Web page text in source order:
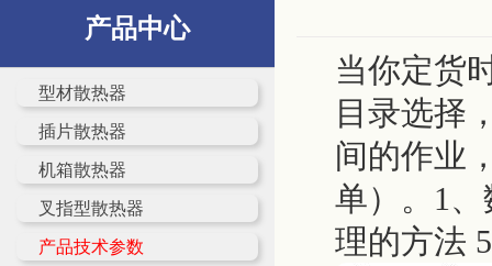
产品中心
型材散热器
插片散热器
机箱散热器
叉指型散热器
产品技术参数
当你定货
目录选择
间的作业
单）。1
理的方法